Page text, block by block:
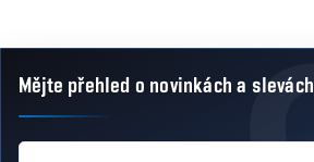
Zápatí
Mějte přehled o novinkácha slevách